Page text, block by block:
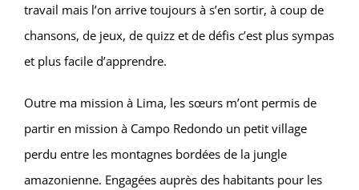
travail mais l’on arrive toujours à s’en sortir, à coup de
chansons, de jeux, de quizz et de défis c’est plus sympas
et plus facile d’apprendre.
Outre ma mission à Lima, les sœurs m’ont permis de
partir en mission à Campo Redondo un petit village
perdu entre les montagnes bordées de la jungle
amazonienne. Engagées auprès des habitants pour les